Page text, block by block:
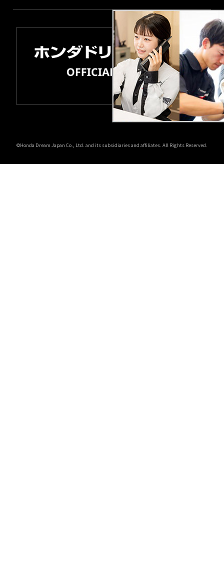
©Honda Dream Japan Co., Ltd. and its subsidiaries and affiliates. All Rights Reserved.